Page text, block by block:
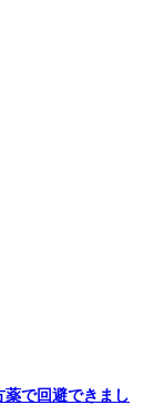
で回避できまし